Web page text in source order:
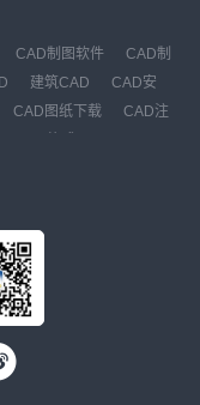
CAD制图软件
CAD制
建筑CAD
CAD安
CAD图纸下载
CAD注